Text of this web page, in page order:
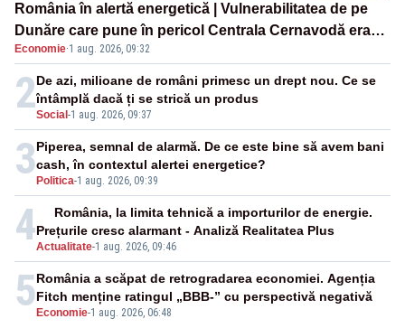
România în alertă energetică | Vulnerabilitatea de pe
Dunăre care pune în pericol Centrala Cernavodă era
cunoscută de pe vremea lui Ceaușescu
Economie·1 aug. 2026, 09:32
2Social -1 aug. 2026, 09:37
De azi, milioane de români primesc un drept nou. Ce se
întâmplă dacă ți se strică un produs
3 Politica-1 aug. 2026, 09:39
Piperea, semnal de alarmă. De ce este bine să avem bani
cash, în contextul alertei energetice?
4Actualitate-1 aug. 2026, 09:46
România, la limita tehnică a importurilor de energie.
Prețurile cresc alarmant - Analiză Realitatea Plus
5 Economie-1 aug. 2026, 06:48
România a scăpat de retrogradarea economiei. Agenția
Fitch menține ratingul „BBB-” cu perspectivă negativă